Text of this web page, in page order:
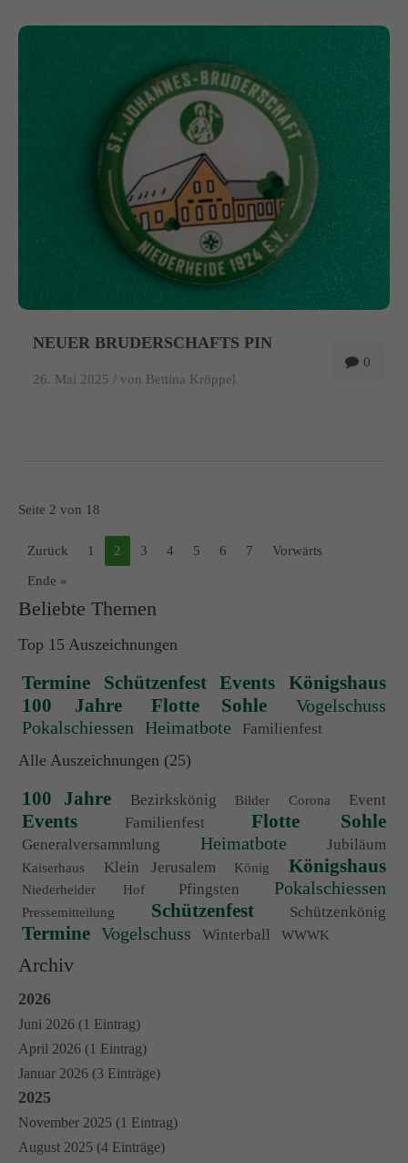
0
NEUER BRUDERSCHAFTS PIN
26. Mai 2025 / von Bettina Kröppel
Seite 2 von 18
Zurück 1 2 3 4 5 6 7 Vorwärts
Ende »
Beliebte Themen
Top 15 Auszeichnungen
Termine Schützenfest Events
Königshaus
100 Jahre
Flotte Sohle
Vogelschuss
Pokalschiessen
Heimatbote Familienfest
Alle Auszeichnungen (25)
100 Jahre Bezirkskönig Bilder Corona Event
Events Familienfest Flotte Sohle
Generalversammlung Heimatbote Jubiläum
Kaiserhaus Klein Jerusalem König Königshaus
Niederheider Hof Pfingsten Pokalschiessen
Pressemitteilung Schützenfest Schützenkönig
Termine Vogelschuss Winterball WWWK
Archiv
2026
Juni 2026 (1 Eintrag)
April 2026 (1 Eintrag)
Januar 2026 (3 Einträge)
2025
November 2025 (1 Eintrag)
August 2025 (4 Einträge)